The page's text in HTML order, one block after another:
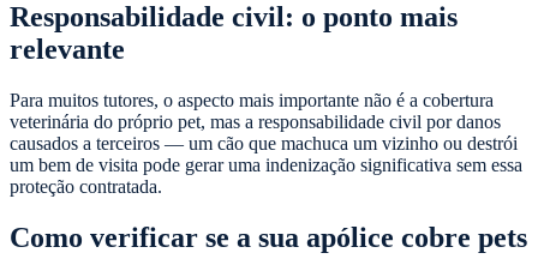
Responsabilidade civil: o ponto mais
relevante
Para muitos tutores, o aspecto mais importante não é a cobertura
veterinária do próprio pet, mas a responsabilidade civil por danos
causados a terceiros — um cão que machuca um vizinho ou destrói
um bem de visita pode gerar uma indenização significativa sem essa
proteção contratada.
Como verificar se a sua apólice cobre pets